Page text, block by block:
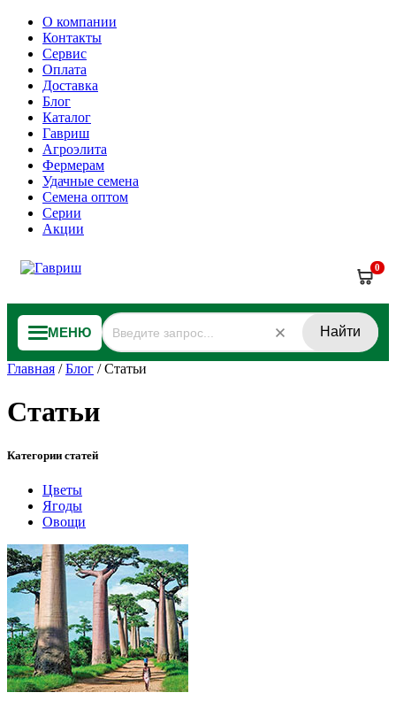
О компании
Контакты
Сервис
Оплата
Доставка
Блог
Каталог
Гавриш
Агроэлита
Фермерам
Удачные семена
Семена оптом
Серии
Акции
0
МЕНЮ Найти
Главная /Блог /Статьи
Статьи
Категории статей
Цветы
Ягоды
Овощи